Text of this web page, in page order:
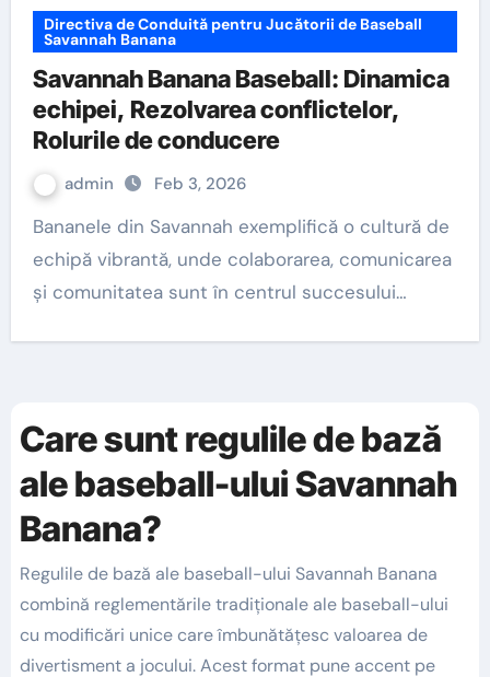
Directiva de Conduită pentru Jucătorii de Baseball
Savannah Banana
Savannah Banana Baseball: Dinamica
echipei, Rezolvarea conflictelor,
Rolurile de conducere
admin Feb 3, 2026
Bananele din Savannah exemplifică o cultură de
echipă vibrantă, unde colaborarea, comunicarea
și comunitatea sunt în centrul succesului…
Care sunt regulile de bază
ale baseball-ului Savannah
Banana?
Regulile de bază ale baseball-ului Savannah Banana
combină reglementările tradiționale ale baseball-ului
cu modificări unice care îmbunătățesc valoarea de
divertisment a jocului. Acest format pune accent pe